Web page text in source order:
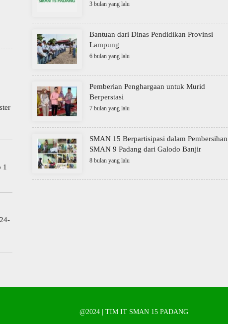
1
3 bulan yang lalu
Bantuan dari Dinas Pendidikan Provinsi
Lampung
6 bulan yang lalu
Pemberian Penghargaan untuk Murid
Berperstasi
7 bulan yang lalu
SMAN 15 Berpartisipasi dalam Pembersihan
SMAN 9 Padang dari Galodo Banjir
8 bulan yang lalu
@2024 | TIM IT SMAN 15 PADANG